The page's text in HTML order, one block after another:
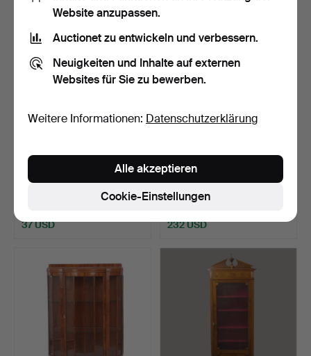
Sideboard aus dem späte…
Beendet 13. Mär 2026
37 USD
Eine aus Kiefernholz
geflieste Anrichte au…
Beendet 11. Mär 2026
232 USD
Website anzupassen.
Auctionet zu entwickeln und verbessern.
Neuigkeiten und Inhalte auf externen
Websites für Sie zu bewerben.
Weitere Informationen: Datenschutzerklärung
Cookie-Einstellungen
Alle akzeptieren